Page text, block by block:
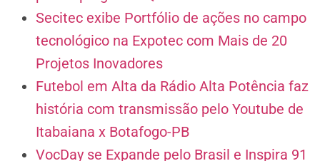
Secitec exibe Portfólio de ações no campo
tecnológico na Expotec com Mais de 20
Projetos Inovadores
Futebol em Alta da Rádio Alta Potência faz
história com transmissão pelo Youtube de
Itabaiana x Botafogo-PB
VocDay se Expande pelo Brasil e Inspira 91